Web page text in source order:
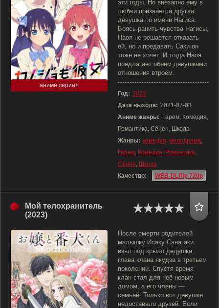
аниме сериал
эти годы. Но внезапно ему в
любви признаётся другая
девушка по имени Нагиса.
Боясь ранить чувства Нагисы,
Наоя не решается отказать
ей, но и предавать Саки он
тоже не хочет. И тогда Наоя
предлагает обеим девушками
отношения втроём.
Год: 2023
Дата выхода: 2021-07-03
Аниме жанры: Гарем, Комедия,
Романтика, Сёнен, Школа
Жанры: комедия, мелодрама,
Гарем, Комедия, Романтика,
Сёнен, Школа
Качество:
WEB-DLRip 720p
Мой телохранитель
(2023)
После смерти родителей
малышку Исаку Сэнагаки
взял под крыло дедушка,
глава клана якудза в третьем
поколении. Спустя время
клан стал для неё новым
домом, а его члены —
семьёй. Только вот девушке
недоставало друзей. Если